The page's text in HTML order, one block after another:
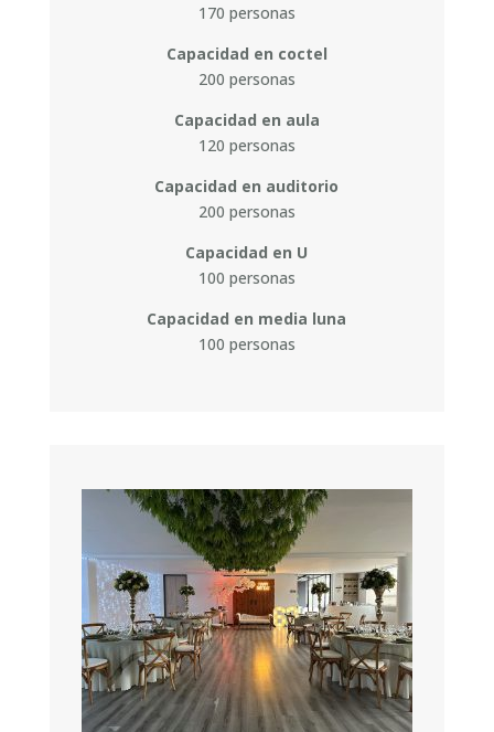
170 personas
Capacidad en coctel
200 personas
Capacidad en aula
120 personas
Capacidad en auditorio
200 personas
Capacidad en U
100 personas
Capacidad en media luna
100 personas